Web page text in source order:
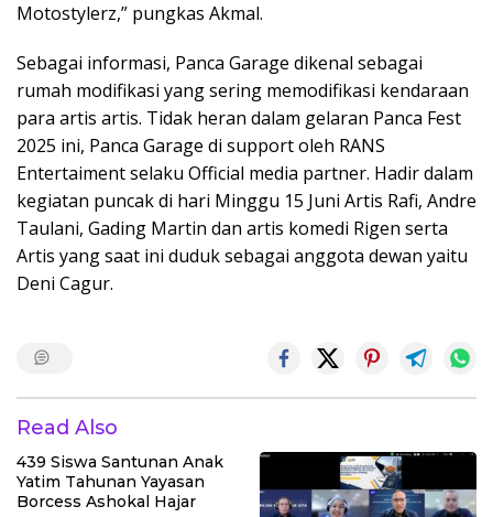
Motostylerz,” pungkas Akmal.
Sebagai informasi, Panca Garage dikenal sebagai
rumah modifikasi yang sering memodifikasi kendaraan
para artis artis. Tidak heran dalam gelaran Panca Fest
2025 ini, Panca Garage di support oleh RANS
Entertaiment selaku Official media partner. Hadir dalam
kegiatan puncak di hari Minggu 15 Juni Artis Rafi, Andre
Taulani, Gading Martin dan artis komedi Rigen serta
Artis yang saat ini duduk sebagai anggota dewan yaitu
Deni Cagur.
Read Also
439 Siswa Santunan Anak
Yatim Tahunan Yayasan
Borcess Ashokal Hajar